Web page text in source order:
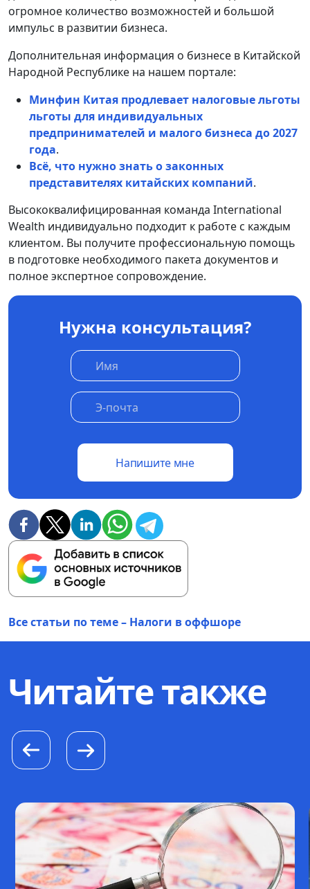
огромное количество возможностей и большой
импульс в развитии бизнеса.
Дополнительная информация о бизнесе в Китайской
Народной Республике на нашем портале:
Минфин Китая продлевает налоговые льготы
льготы для индивидуальных
предпринимателей и малого бизнеса до 2027
года.
Всё, что нужно знать о законных
представителях китайских компаний.
Высококвалифицированная команда International
Wealth индивидуально подходит к работе с каждым
клиентом. Вы получите профессиональную помощь
в подготовке необходимого пакета документов и
полное экспертное сопровождение.
Нужна консультация?
Напишите мне
Все статьи по теме – Налоги в оффшоре
Читайте также